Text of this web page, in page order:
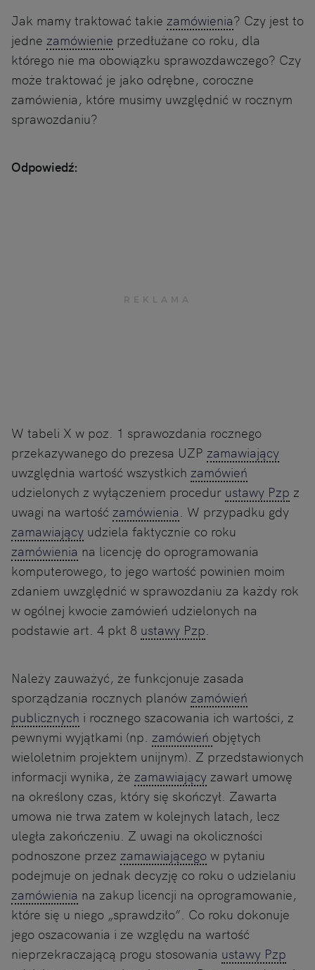
Jak mamy traktować takie zamówienia? Czy jest to
jedne zamówienie przedłużane co roku, dla
którego nie ma obowiązku sprawozdawczego? Czy
może traktować je jako odrębne, coroczne
zamówienia, które musimy uwzględnić w rocznym
sprawozdaniu?
Odpowiedź:
W tabeli X w poz. 1 sprawozdania rocznego
przekazywanego do prezesa UZP zamawiający
uwzględnia wartość wszystkich zamówień
udzielonych z wyłączeniem procedur ustawy Pzp z
uwagi na wartość zamówienia. W przypadku gdy
zamawiający udziela faktycznie co roku
zamówienia na licencję do oprogramowania
komputerowego, to jego wartość powinien moim
zdaniem uwzględnić w sprawozdaniu za każdy rok
w ogólnej kwocie zamówień udzielonych na
podstawie art. 4 pkt 8 ustawy Pzp.
Należy zauważyć, że funkcjonuje zasada
sporządzania rocznych planów zamówień
publicznych i rocznego szacowania ich wartości, z
pewnymi wyjątkami (np. zamówień objętych
wieloletnim projektem unijnym). Z przedstawionych
informacji wynika, że zamawiający zawarł umowę
na określony czas, który się skończył. Zawarta
umowa nie trwa zatem w kolejnych latach, lecz
uległa zakończeniu. Z uwagi na okoliczności
podnoszone przez zamawiającego w pytaniu
podejmuje on jednak decyzję co roku o udzielaniu
zamówienia na zakup licencji na oprogramowanie,
które się u niego „sprawdziło”. Co roku dokonuje
jego oszacowania i ze względu na wartość
nieprzekraczającą progu stosowania ustawy Pzp